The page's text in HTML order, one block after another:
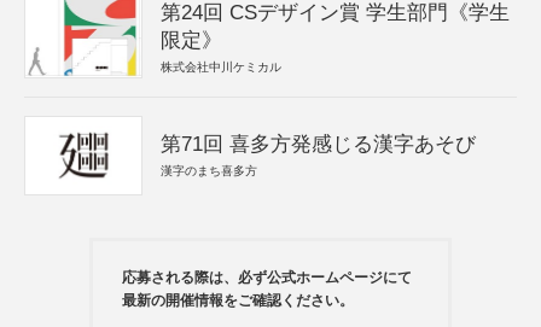
第24回 CSデザイン賞 学生部門《学生
限定》
株式会社中川ケミカル
第71回 喜多方発感じる漢字あそび
漢字のまち喜多方
応募される際は、必ず公式ホームページにて
最新の開催情報をご確認ください。